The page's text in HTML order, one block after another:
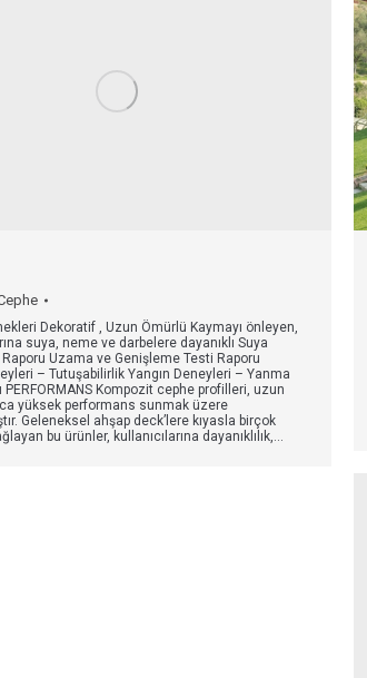
Dekoratif , Uzun Ömürlü Kaymayı önleyen,
suya, neme ve darbelere dayanıklı Suya
Raporu Uzama ve Genişleme Testi Raporu
– Tutuşabilirlik Yangın Deneyleri – Yanma
PERFORMANS Kompozit cephe profilleri, uzun
yüksek performans sunmak üzere
Geleneksel ahşap deck’lere kıyasla birçok
bu ürünler, kullanıcılarına dayanıklılık,…